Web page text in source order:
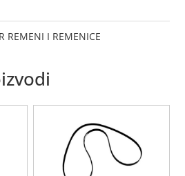
REMENI I REMENICE